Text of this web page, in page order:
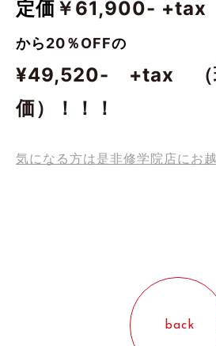
定価 ￥61,900- +tax
から20％OFFの
¥49,520- +tax （
価）！！！
気になる方は是非修学院店にお
back